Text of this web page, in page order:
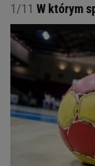
1/11 W którym